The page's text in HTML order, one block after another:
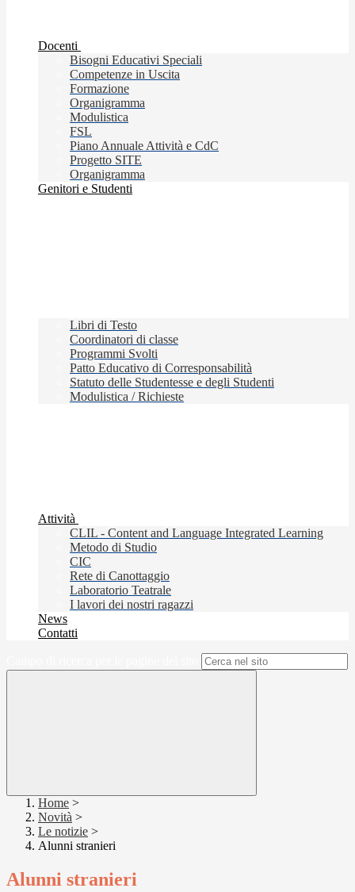
Docenti
Bisogni Educativi Speciali
Competenze in Uscita
Formazione
Organigramma
Modulistica
FSL
Piano Annuale Attività e CdC
Progetto SITE
Organigramma
Genitori e Studenti
Libri di Testo
Coordinatori di classe
Programmi Svolti
Patto Educativo di Corresponsabilità
Statuto delle Studentesse e degli Studenti
Modulistica / Richieste
Attività
CLIL - Content and Language Integrated Learning
Metodo di Studio
CIC
Rete di Canottaggio
Laboratorio Teatrale
I lavori dei nostri ragazzi
News
Contatti
Home >
Novità >
Le notizie >
Alunni stranieri
Alunni stranieri